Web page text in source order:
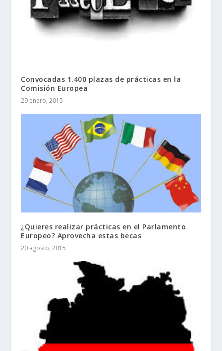
Convocadas 1.400 plazas de prácticas en la
Comisión Europea
29 enero, 2015
¿Quieres realizar prácticas en el Parlamento
Europeo? Aprovecha estas becas
20 agosto, 2015